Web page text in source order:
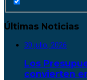
Últimas Noticias
30 julio, 2026
Los
convierten